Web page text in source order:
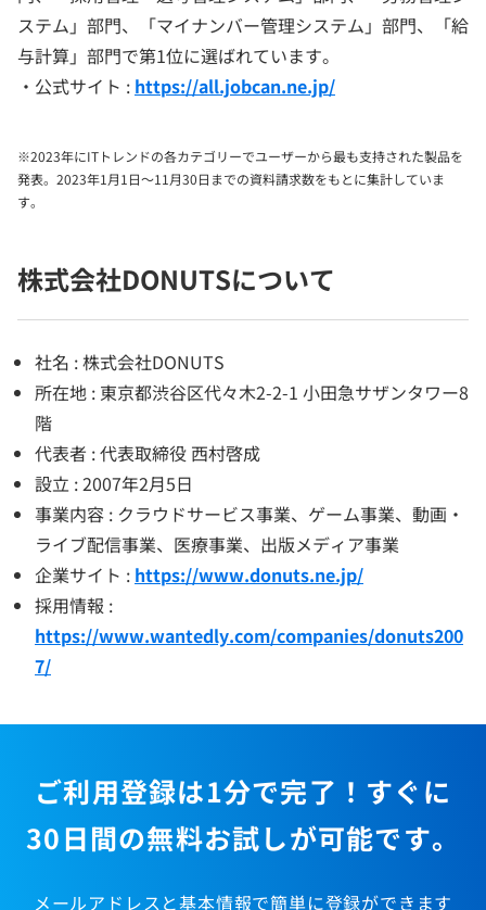
ステム」部門、「マイナンバー管理システム」部門、「給
与計算」部門で第1位に選ばれています。
・公式サイト : https://all.jobcan.ne.jp/
※2023年にITトレンドの各カテゴリーでユーザーから最も支持された製品を
発表。2023年1月1日～11月30日までの資料請求数をもとに集計していま
す。
株式会社DONUTSについて
社名 : 株式会社DONUTS
所在地 : 東京都渋谷区代々木2-2-1 小田急サザンタワー8
階
代表者 : 代表取締役 西村啓成
設立 : 2007年2月5日
事業内容 : クラウドサービス事業、ゲーム事業、動画・
ライブ配信事業、医療事業、出版メディア事業
企業サイト : https://www.donuts.ne.jp/
採用情報 :
https://www.wantedly.com/companies/donuts200
7/
ご利用登録は1分で完了！すぐに
30日間の無料お試しが可能です。
メールアドレスと基本情報で簡単に登録ができます